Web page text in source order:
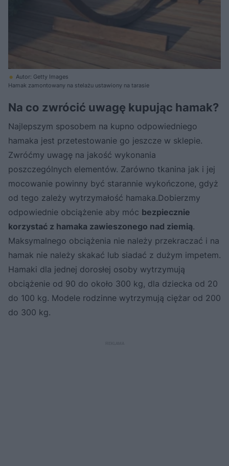
Autor: Getty Images
Hamak zamontowany na stelażu ustawiony na tarasie
Na co zwrócić uwagę kupując hamak?
Najlepszym sposobem na kupno odpowiedniego
hamaka jest przetestowanie go jeszcze w sklepie.
Zwróćmy uwagę na jakość wykonania
poszczególnych elementów. Zarówno tkanina jak i jej
mocowanie powinny być starannie wykończone, gdyż
od tego zależy wytrzymałość hamaka.Dobierzmy
odpowiednie obciążenie aby móc bezpiecznie
korzystać z hamaka zawieszonego nad ziemią.
Maksymalnego obciążenia nie należy przekraczać i na
hamak nie należy skakać lub siadać z dużym impetem.
Hamaki dla jednej dorosłej osoby wytrzymują
obciążenie od 90 do około 300 kg, dla dziecka od 20
do 100 kg. Modele rodzinne wytrzymują ciężar od 200
do 300 kg.